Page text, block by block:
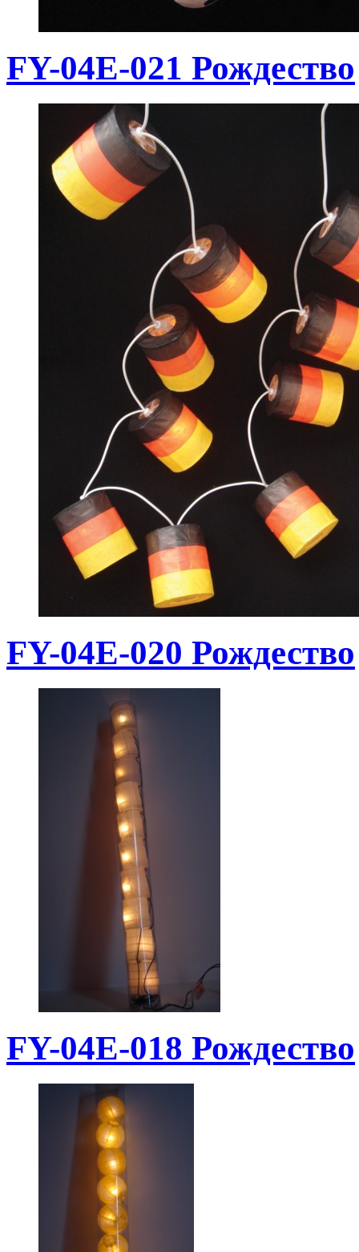
FY-04E-021 Рождество
FY-04E-020 Рождество
FY-04E-018 Рождество